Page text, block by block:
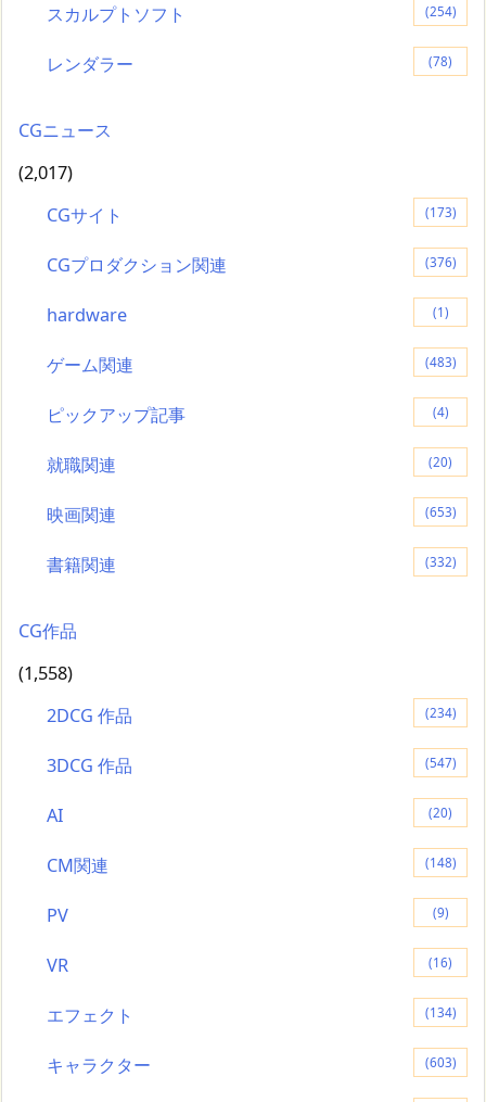
スカルプトソフト (254)
レンダラー (78)
CGニュース
(2,017)
CGサイト
(173)
CGプロダクション関連 (376)
hardware (1)
ゲーム関連 (483)
ピックアップ記事 (4)
就職関連 (20)
映画関連 (653)
書籍関連 (332)
CG作品
(1,558)
2DCG 作品
(234)
3DCG 作品 (547)
AI (20)
CM関連 (148)
PV (9)
VR (16)
エフェクト (134)
キャラクター (603)